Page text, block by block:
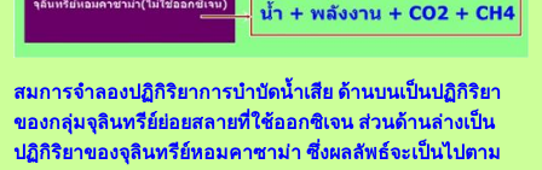
สมการจำลองปฏิกิริยาการบำบัดน้ำเสีย ด้านบนเป็นปฏิกิริยา
ของกลุ่มจุลินทรีย์ย่อยสลายที่ใช้ออกซิเจน ส่วนด้านล่างเป็น
ปฏิกิริยาของจุลินทรีย์หอมคาซาม่า ซึ่งผลลัพธ์จะเป็นไปตาม